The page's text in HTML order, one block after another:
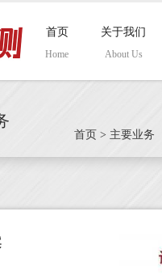
首页
Home
关于我们
About Us
首页 > 主要业务